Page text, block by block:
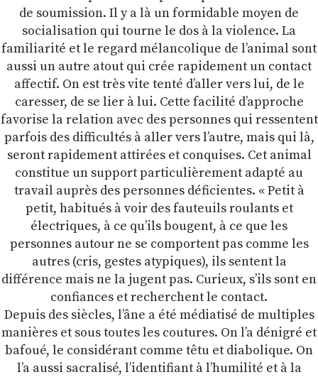
de soumission. Il y a là un formidable moyen de
socialisation qui tourne le dos à la violence. La
familiarité et le regard mélancolique de lʼanimal sont
aussi un autre atout qui crée rapidement un contact
affectif. On est très vite tenté dʼaller vers lui, de le
caresser, de se lier à lui. Cette facilité dʼapproche
favorise la relation avec des personnes qui ressentent
parfois des difficultés à aller vers lʼautre, mais qui là,
seront rapidement attirées et conquises. Cet animal
constitue un support particulièrement adapté au
travail auprès des personnes déficientes. « Petit à
petit, habitués à voir des fauteuils roulants et
électriques, à ce quʼils bougent, à ce que les
personnes autour ne se comportent pas comme les
autres (cris, gestes atypiques), ils sentent la
différence mais ne la jugent pas. Curieux, sʼils sont en
confiances et recherchent le contact.
Depuis des siècles, lʼâne a été médiatisé de multiples
manières et sous toutes les coutures. On lʼa dénigré et
bafoué, le considérant comme têtu et diabolique. On
lʼa aussi sacralisé, lʼidentifiant à lʼhumilité et à la